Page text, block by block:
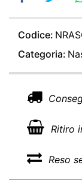
Codice:
Categoria:
Ritiro
Reso